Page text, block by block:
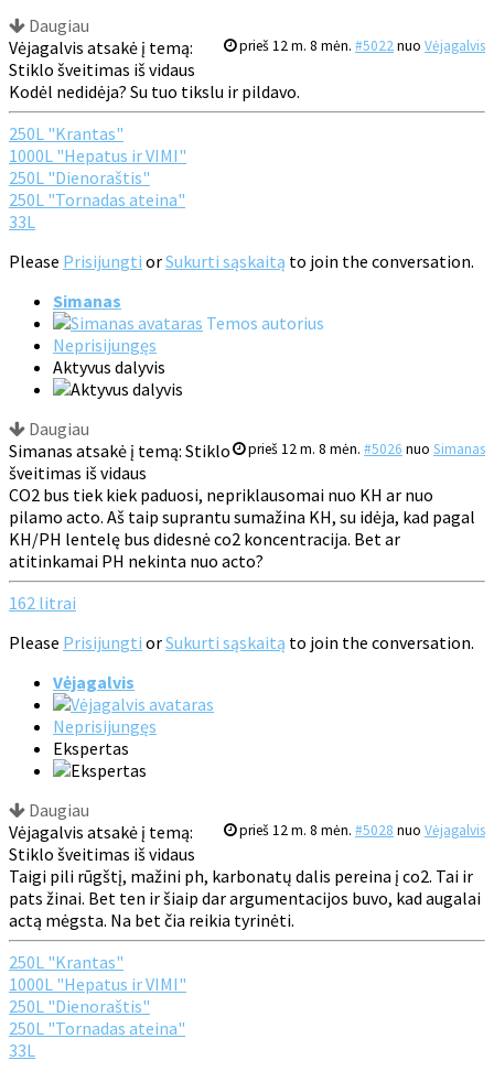
Daugiau
prieš 12 m. 8 mėn. #5022nuo Vėjagalvis
Vėjagalvis atsakė į temą:
Stiklo šveitimas iš vidaus
Kodėl nedidėja? Su tuo tikslu ir pildavo.
250L "Krantas"
1000L "Hepatus ir VIMI"
250L "Dienoraštis"
250L "Tornadas ateina"
33L
Please Prisijungti orSukurti sąskaitą to join the conversation.
Simanas
Temos autorius
Neprisijungęs
Aktyvus dalyvis
Daugiau
prieš 12 m. 8 mėn. #5026 nuo Simanas
Simanas atsakė į temą: Stiklo
šveitimas iš vidaus
CO2 bus tiek kiek paduosi, nepriklausomai nuo KH ar nuo
pilamo acto. Aš taip suprantu sumažina KH, su idėja, kad pagal
KH/PH lentelę bus didesnė co2 koncentracija. Bet ar
atitinkamai PH nekinta nuo acto?
162 litrai
Please Prisijungti orSukurti sąskaitą to join the conversation.
Vėjagalvis
Neprisijungęs
Ekspertas
Daugiau
prieš 12 m. 8 mėn. #5028 nuo Vėjagalvis
Vėjagalvis atsakė į temą:
Stiklo šveitimas iš vidaus
Taigi pili rūgštį, mažini ph, karbonatų dalis pereina į co2. Tai ir
pats žinai. Bet ten ir šiaip dar argumentacijos buvo, kad augalai
actą mėgsta. Na bet čia reikia tyrinėti.
250L "Krantas"
1000L "Hepatus ir VIMI"
250L "Dienoraštis"
250L "Tornadas ateina"
33L